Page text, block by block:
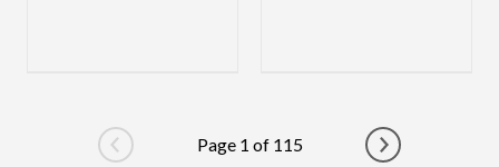
Go to previous page
Page 1 of 115
Go to next